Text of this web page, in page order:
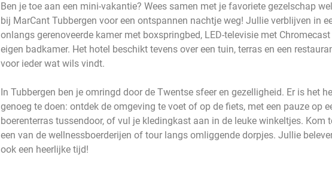
Ben je toe aan een mini-vakantie? Wees samen met je favoriete gezelschap
bij MarCant Tubbergen voor een ontspannen nachtje weg! Jullie verblijven in
onlangs gerenoveerde kamer met boxspringbed, LED-televisie met Chromecast
eigen badkamer. Het hotel beschikt tevens over een tuin, terras en een
voor ieder wat wils vindt.
In Tubbergen ben je omringd door de Twentse sfeer en gezelligheid. Er is het
genoeg te doen: ontdek de omgeving te voet of op de fiets, met een pauze op
boerenterras tussendoor, of vul je kledingkast aan in de leuke winkeltjes. Kom
een van de wellnessboerderijen of tour langs omliggende dorpjes. Jullie
ook een heerlijke tijd!